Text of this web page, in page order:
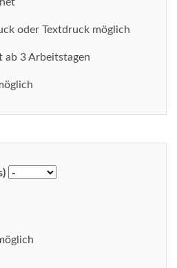
oder Textdruck möglich
ab 3 Arbeitstagen